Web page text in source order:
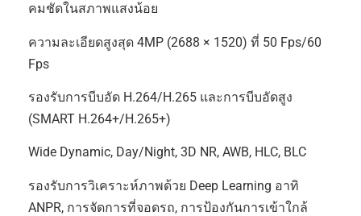
คมชัดในสภาพแสงน้อย
ความละเอียดสูงสุด 4MP (2688 × 1520) ที่ 50 Fps/60
Fps
รองรับการบีบอัด H.264/H.265 และการบีบอัดสูง
(SMART H.264+/H.265+)
Wide Dynamic, Day/Night, 3D NR, AWB, HLC, BLC
รองรับการวิเคราะห์ภาพด้วย Deep Learning อาทิ
ANPR, การจัดการที่จอดรถ, การป้องกันการเข้าใกล้